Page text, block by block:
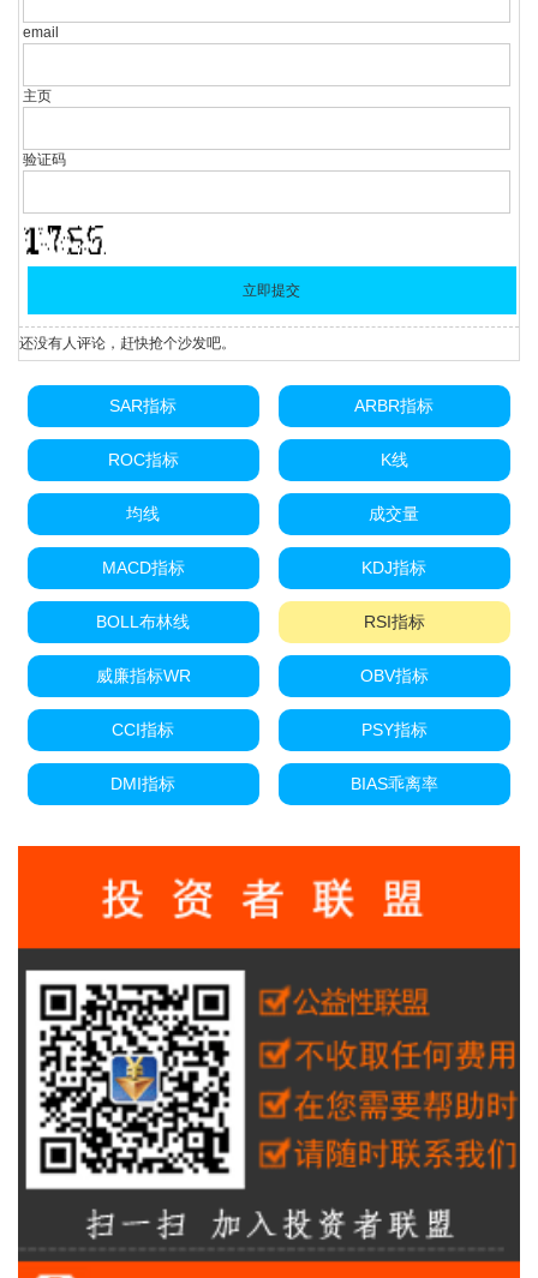
email
主页
验证码
还没有人评论，赶快抢个沙发吧。
SAR指标 ARBR指标
ROC指标 K线
均线 成交量
MACD指标 KDJ指标
BOLL布林线 RSI指标
威廉指标WR OBV指标
CCI指标 PSY指标
DMI指标 BIAS乖离率